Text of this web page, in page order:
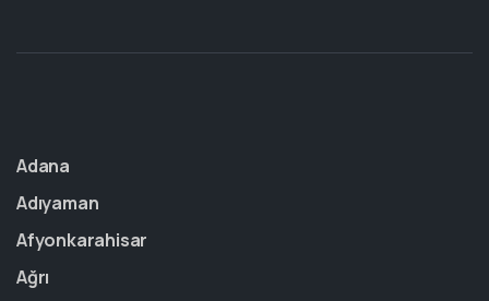
Adana
Adıyaman
Afyonkarahisar
Ağrı